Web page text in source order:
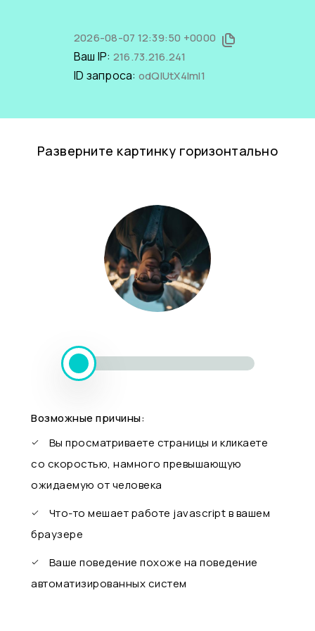
2026-08-07 12:39:50 +0000
Ваш IP: 216.73.216.241
ID запроса: odQIUtX4ImI1
Разверните картинку горизонтально
Возможные причины:
Вы просматриваете страницы и кликаете
со скоростью, намного превышающую
ожидаемую от человека
Что-то мешает работе javascript в вашем
браузере
Ваше поведение похоже на поведение
автоматизированных систем